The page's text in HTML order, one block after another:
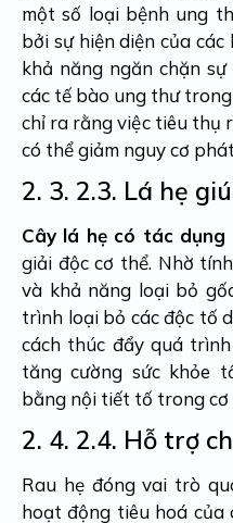
một số loại bệnh ung
bởi sự hiện diện của
khả năng ngăn chặn
các tế bào ung thư
chỉ ra rằng việc tiêu thụ
có thể giảm nguy cơ
2. 3. 2.3. Lá hẹ
Cây lá hẹ có tác
giải độc cơ thể. Nhờ
và khả năng loại bỏ
trình loại bỏ các độc tố
cách thúc đẩy quá
tăng cường sức khỏe
bằng nội tiết tố trong cơ
2. 4. 2.4. Hỗ trợ
Rau hẹ đóng vai trò
hoạt động tiêu hoá của